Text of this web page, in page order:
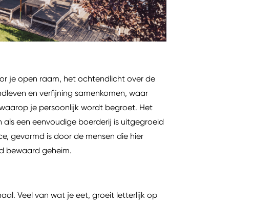
je open raam, het ochtendlicht over de
en verfijning samenkomen, waar
je persoonlijk wordt begroet. Het
een eenvoudige boerderij is uitgegroeid
gevormd is door de mensen die hier
bewaard geheim.
Veel van wat je eet, groeit letterlijk op